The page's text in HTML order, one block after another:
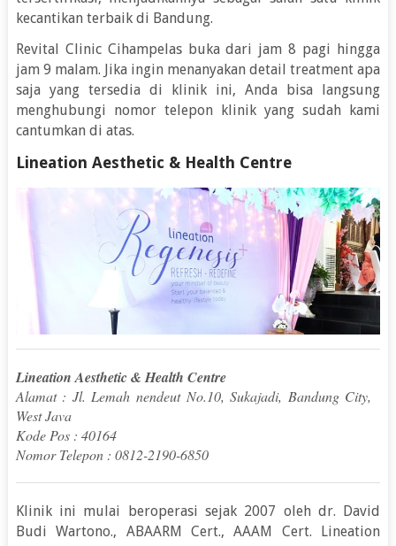
kecantikan terbaik di Bandung.
Revital Clinic Cihampelas buka dari jam 8 pagi hingga
jam 9 malam. Jika ingin menanyakan detail treatment apa
saja yang tersedia di klinik ini, Anda bisa langsung
menghubungi nomor telepon klinik yang sudah kami
cantumkan di atas.
Lineation Aesthetic & Health Centre
Lineation Aesthetic & Health Centre
Alamat : Jl. Lemah nendeut No.10, Sukajadi, Bandung City,
West Java
Kode Pos : 40164
Nomor Telepon : 0812-2190-6850
Klinik ini mulai beroperasi sejak 2007 oleh dr. David
Budi Wartono., ABAARM Cert., AAAM Cert. Lineation